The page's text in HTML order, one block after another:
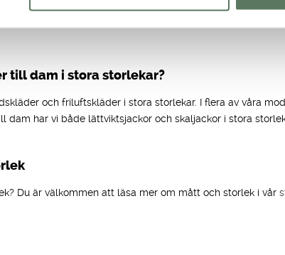
till dam i stora storlekar?
och friluftskläder i stora storlekar. I flera av våra
dam har vi både lättviktsjackor och skaljackor i stora
Du är välkommen att läsa mer om mått och storlek i vår